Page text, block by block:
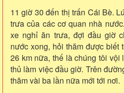
11 giờ 30 đến thị trấn Cái Bè.
trưa của các cơ quan nhà
xe nghỉ ăn trưa, đợi đầu giờ
nước xong, hỏi thăm được biết
26 km nữa, thế là chúng tôi vội
thủ làm việc đầu giờ. Trên
thăm vài ba lần nữa mới tới nơi.